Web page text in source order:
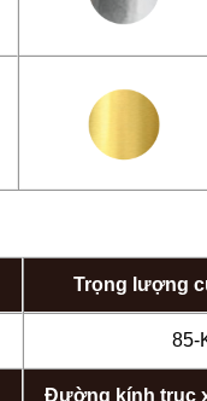
Trọng lượng
85-
Đường kính trục